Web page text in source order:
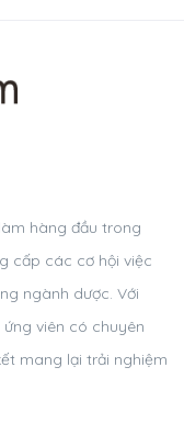
hàng đầu trong
cấp các cơ hội việc
ngành dược. Với
viên có chuyên
mang lại trải nghiệm